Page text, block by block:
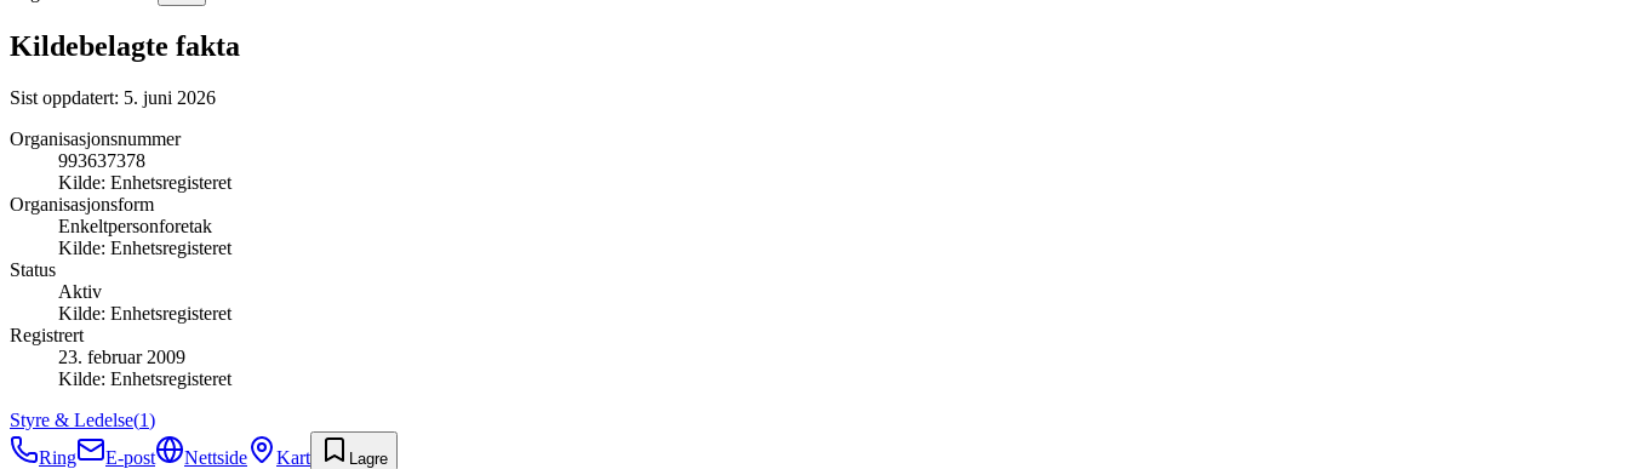
Kildebelagte fakta
Sist oppdatert: 5. juni 2026
Organisasjonsnummer
993637378
Kilde: Enhetsregisteret
Organisasjonsform
Enkeltpersonforetak
Kilde: Enhetsregisteret
Status
Aktiv
Kilde: Enhetsregisteret
Registrert
23. februar 2009
Kilde: Enhetsregisteret
Styre & Ledelse(1)
Ring
E-post Nettside Kart Lagre